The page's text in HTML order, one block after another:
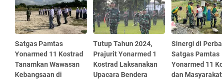
Satgas Pamtas
Yonarmed 11 Kostrad
Tanamkan Wawasan
Kebangsaan di
Tutup Tahun 2024,
Prajurit Yonarmed 1
Kostrad Laksanakan
Upacara Bendera
Sinergi di
Satgas Pamtas
Yonarmed 11
dan Masyarakat